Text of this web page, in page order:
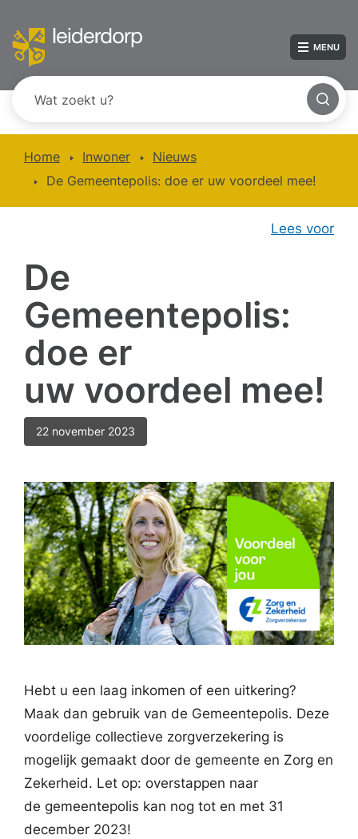
MENU
Home Inwoner
Nieuws
De Gemeentepolis: doe er uw voordeel mee!
Lees voor
De
Gemeentepolis:
doe er
uw voordeel mee!
22 november 2023
Hebt u een laag inkomen of een uitkering?
Maak dan gebruik van de Gemeentepolis. Deze
voordelige collectieve zorgverzekering is
mogelijk gemaakt door de gemeente en Zorg en
Zekerheid. Let op: overstappen naar
de gemeentepolis kan nog tot en met 31
december 2023!